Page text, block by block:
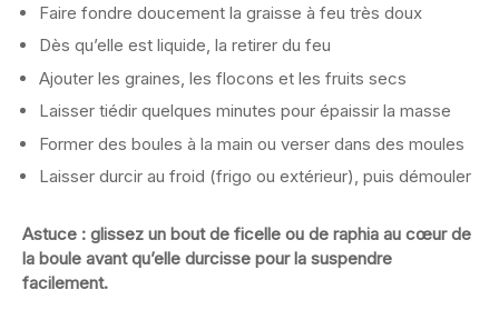
Faire fondre doucement la graisse à feu très doux
Dès qu’elle est liquide, la retirer du feu
Ajouter les graines, les flocons et les fruits secs
Laisser tiédir quelques minutes pour épaissir la masse
Former des boules à la main ou verser dans des moules
Laisser durcir au froid (frigo ou extérieur), puis démouler
Astuce : glissez un bout de ficelle ou de raphia au cœur de
la boule avant qu’elle durcisse pour la suspendre
facilement.